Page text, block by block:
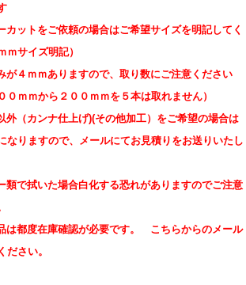
カットをご依頼の場合はご希望サイズを明記してく
ｍサイズ明記）
が４ｍｍありますので、取り数にご注意ください
０ｍｍから２００ｍｍを５本は取れません）
外（カンナ仕上げ)(その他加工）をご希望の場合は
なりますので、メールにてお見積りをお送りいたし
類で拭いた場合白化する恐れがありますのでご注意
は都度在庫確認が必要です。 こちらからのメール
ださい。